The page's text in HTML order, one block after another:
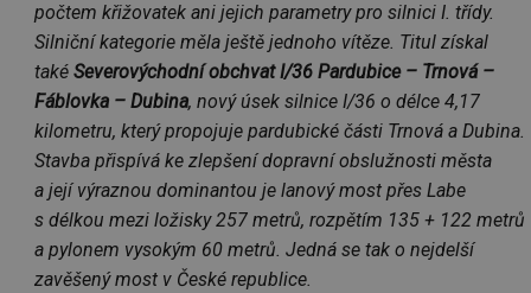
počtem křižovatek ani jejich parametry pro silnici I. třídy.
Silniční kategorie měla ještě jednoho vítěze. Titul získal
také Severovýchodní obchvat I/36 Pardubice – Trnová –
Fáblovka – Dubina, nový úsek silnice I/36 o délce 4,17
kilometru, který propojuje pardubické části Trnová a Dubina.
Stavba přispívá ke zlepšení dopravní obslužnosti města
a její výraznou dominantou je lanový most přes Labe
s délkou mezi ložisky 257 metrů, rozpětím 135 + 122 metrů
a pylonem vysokým 60 metrů. Jedná se tak o nejdelší
zavěšený most v České republice.